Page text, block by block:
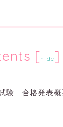
[hide]
験 合格発表概